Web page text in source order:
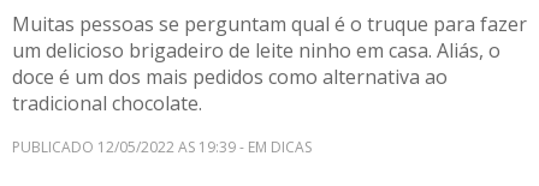
Muitas pessoas se perguntam qual é o truque para fazer
um delicioso brigadeiro de leite ninho em casa. Aliás, o
doce é um dos mais pedidos como alternativa ao
tradicional chocolate.
PUBLICADO 12/05/2022 AS 19:39 - EM DICAS